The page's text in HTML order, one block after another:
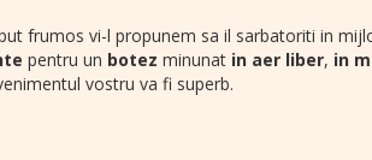
frumos vi-l propunem sa il sarbatoriti in
pentru un botez minunat in aer liber, in
vostru va fi superb.